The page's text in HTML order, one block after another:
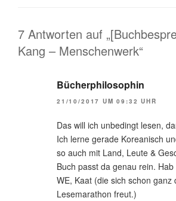
7 Antworten auf
Kang – Menschenwerk“
Bücherphilosophin
21/10/2017 UM 09:32 UHR
Das will ich unbedingt lesen,
Ich lerne gerade Koreanisch
so auch mit Land, Leute &
Buch passt da genau rein.
WE, Kaat (die sich schon ganz
Lesemarathon freut.)